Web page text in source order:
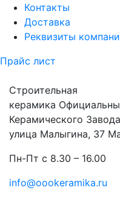
Контакты
Доставка
Реквизиты
Прайс лист
Строительная
керамика
Керамического
улица Малыгина, 37
Пн-Пт с 8.30 – 16.00
info@oookeramika.ru